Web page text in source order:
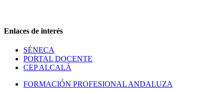
Enlaces de interés
SÉNECA
PORTAL DOCENTE
CEP ALCALÁ
FORMACIÓN PROFESIONAL ANDALUZA